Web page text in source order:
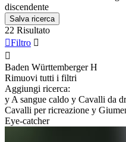
discendente
Salva ricerca
22 Risultato
Filtro 

Baden Württemberger H
Rimuovi tutti i filtri
Aggiungi ricerca:
y A sangue caldo y Cavalli da
Cavalli per ricreazione y
Eye-catcher